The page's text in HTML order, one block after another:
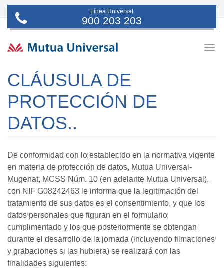
Línea Universal
900 203 203
CLÁUSULA DE
PROTECCIÓN DE
DATOS..
De conformidad con lo establecido en la normativa vigente
en materia de protección de datos, Mutua Universal-
Mugenat, MCSS Núm. 10 (en adelante Mutua Universal),
con NIF G08242463 le informa que la legitimación del
tratamiento de sus datos es el consentimiento, y que los
datos personales que figuran en el formulario
cumplimentado y los que posteriormente se obtengan
durante el desarrollo de la jornada (incluyendo filmaciones
y grabaciones si las hubiera) se realizará con las
finalidades siguientes: